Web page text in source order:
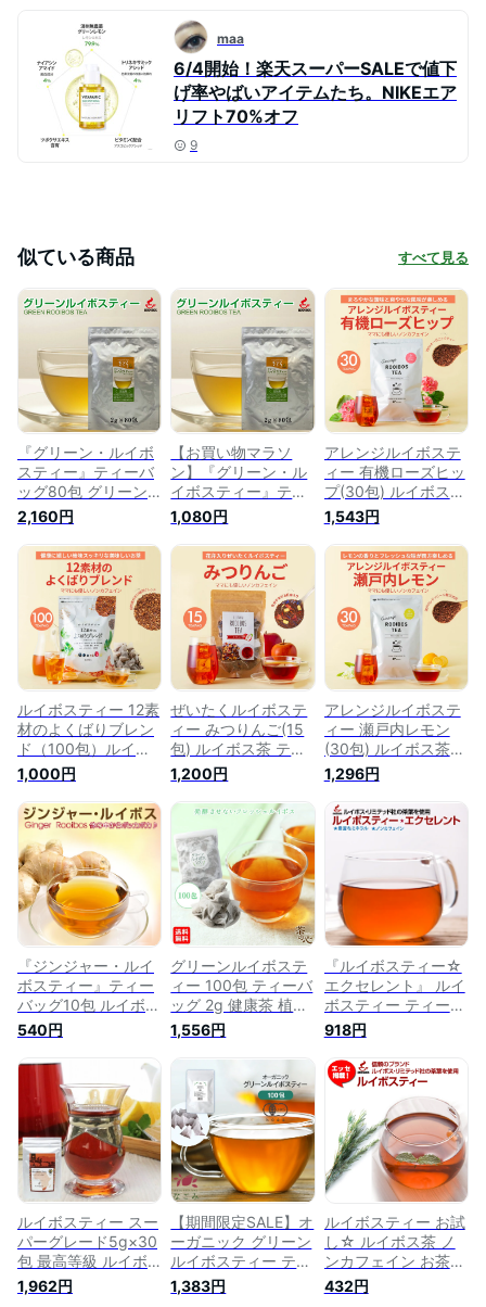
maa
6/4開始！楽天スーパーSALEで値下
げ率やばいアイテムたち。NIKEエア
リフト70%オフ
9
似ている商品 すべて見る
『グリーン・ルイボ
スティー』ティーバ
ッグ80包 グリーン
ルイボスティー ノン
カフェイン お茶 ル
イボスティー 【送料
無料】ルイボス茶 健
康茶 美容茶 ノン カ
フェイン 三角ティー
バッグ 妊婦 マタニ
2,160円
【お買い物マラソ
ン】『グリーン・ル
イボスティー』ティ
ーバッグ80包【送料
無料】【期間限定ポ
イント10倍】 グリー
ンルイボスティー 健
康茶 美容茶 ルイボ
ス茶 ルイボスティー
ノンカフェイン お茶
三角ティーバッグ 妊
婦 マタニティ
1,080円
アレンジルイボステ
ィー 有機ローズヒッ
プ(30包) ルイボス茶
ティーバッグ アイス
ティー ハーブティー
マタニティ 妊婦 お
茶 紅茶 美容茶 健康
茶 ノンカフェイン
ルイボス ダイエット
ティー
1,543円
ルイボスティー 12素
材のよくばりブレン
ド（100包）ルイボ
スティー ルイボス茶
ティーバッグ アイス
ティー ハーブティー
マタニティ 妊婦 お
茶 紅茶 美容茶 健康
茶 ノンカフェイン
1,000円
ぜいたくルイボステ
ィー みつりんご(15
包) ルイボス茶 ティ
ーバッグ アイスティ
ー ハーブティー マ
タニティ 妊婦 お茶
紅茶 美容茶 健康茶
ノンカフェイン
1,200円
アレンジルイボステ
ィー 瀬戸内レモン
(30包) ルイボス茶
ティーバッグ アイス
ティー ハーブティー
マタニティ 妊婦 お
茶 紅茶 美容茶 健康
1,296円
『ジンジャー・ルイ
ボスティー』ティー
バッグ10包 ルイボス
茶 ルイボスティー
ノンカフェイン お茶
【送料無料】
540円
グリーンルイボステ
ィー 100包 ティーバ
ッグ 2g 健康茶 植物
茶 ティーパック ハ
ーブティー 送料無料
ノンカフェイン ルイ
ボスティー グリーン
健康茶 美容茶 ミネ
ラル 子育て 育児 お
茶
1,556円
『ルイボスティー☆
エクセレント』 ルイ
ボスティー ティーバ
ッグ100包 ノンカフ
ェイン お茶 ルイボ
ス茶 【送料無料】
918円
ルイボスティー スー
パーグレード5g×30
包 最高等級 ルイボ
ス ハーブティー テ
ィーパック ティーバ
1,962円
【期間限定SALE】オ
ーガニック グリーン
ルイボスティー ティ
ーバッグ 100包 【送
料無料】ノンカフェ
1,383円
ルイボスティー お試
し☆ ルイボス茶 ノ
ンカフェイン お茶
ルイボスティー・プ
レミアム・ティーバ
432円